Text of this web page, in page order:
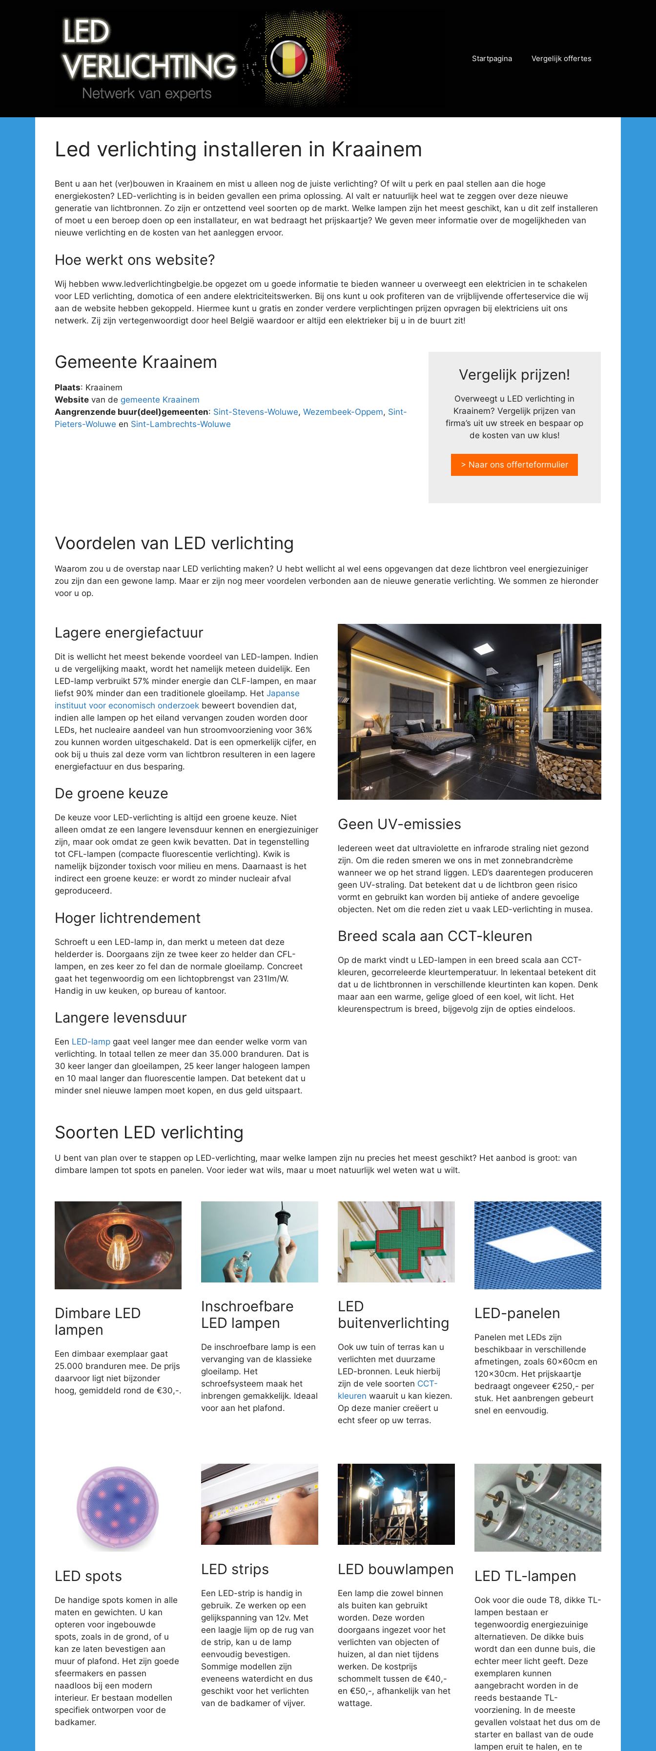
Startpagina Vergelijk offertes
Led verlichting installeren in Kraainem
Bent u aan het (ver)bouwen in Kraainem en mist u alleen nog de juiste verlichting? Of wilt u perk en paal stellen aan die hoge
energiekosten? LED-verlichting is in beiden gevallen een prima oplossing. Al valt er natuurlijk heel wat te zeggen over deze nieuwe
generatie van lichtbronnen. Zo zijn er ontzettend veel soorten op de markt. Welke lampen zijn het meest geschikt, kan u dit zelf installeren
of moet u een beroep doen op een installateur, en wat bedraagt het prijskaartje? We geven meer informatie over de mogelijkheden van
nieuwe verlichting en de kosten van het aanleggen ervoor.
Hoe werkt ons website?
Wij hebben www.ledverlichtingbelgie.be opgezet om u goede informatie te bieden wanneer u overweegt een elektricien in te schakelen
voor LED verlichting, domotica of een andere elektriciteitswerken. Bij ons kunt u ook profiteren van de vrijblijvende offerteservice die wij
aan de website hebben gekoppeld. Hiermee kunt u gratis en zonder verdere verplichtingen prijzen opvragen bij elektriciens uit ons
netwerk. Zij zijn vertegenwoordigt door heel België waardoor er altijd een elektrieker bij u in de buurt zit!
Gemeente Kraainem
Plaats: Kraainem
Website van de gemeente Kraainem
Aangrenzende buur(deel)gemeenten: Sint-Stevens-Woluwe, Wezembeek-Oppem, Sint-
Pieters-Woluwe en Sint-Lambrechts-Woluwe
Vergelijk prijzen!
Overweegt u LED verlichting in
Kraainem? Vergelijk prijzen van
firma’s uit uw streek en bespaar op
de kosten van uw klus!
> Naar ons offerteformulier
Voordelen van LED verlichting
Waarom zou u de overstap naar LED verlichting maken? U hebt wellicht al wel eens opgevangen dat deze lichtbron veel energiezuiniger
zou zijn dan een gewone lamp. Maar er zijn nog meer voordelen verbonden aan de nieuwe generatie verlichting. We sommen ze hieronder
voor u op.
Lagere energiefactuur
Dit is wellicht het meest bekende voordeel van LED-lampen. Indien
u de vergelijking maakt, wordt het namelijk meteen duidelijk. Een
LED-lamp verbruikt 57% minder energie dan CLF-lampen, en maar
liefst 90% minder dan een traditionele gloeilamp. Het Japanse
instituut voor economisch onderzoek beweert bovendien dat,
indien alle lampen op het eiland vervangen zouden worden door
LEDs, het nucleaire aandeel van hun stroomvoorziening voor 36%
zou kunnen worden uitgeschakeld. Dat is een opmerkelijk cijfer, en
ook bij u thuis zal deze vorm van lichtbron resulteren in een lagere
energiefactuur en dus besparing.
De groene keuze
De keuze voor LED-verlichting is altijd een groene keuze. Niet
alleen omdat ze een langere levensduur kennen en energiezuiniger
zijn, maar ook omdat ze geen kwik bevatten. Dat in tegenstelling
tot CFL-lampen (compacte fluorescentie verlichting). Kwik is
namelijk bijzonder toxisch voor milieu en mens. Daarnaast is het
indirect een groene keuze: er wordt zo minder nucleair afval
geproduceerd.
Hoger lichtrendement
Schroeft u een LED-lamp in, dan merkt u meteen dat deze
helderder is. Doorgaans zijn ze twee keer zo helder dan CFL-
lampen, en zes keer zo fel dan de normale gloeilamp. Concreet
gaat het tegenwoordig om een lichtopbrengst van 231lm/W.
Handig in uw keuken, op bureau of kantoor.
Langere levensduur
Een LED-lamp gaat veel langer mee dan eender welke vorm van
verlichting. In totaal tellen ze meer dan 35.000 branduren. Dat is
30 keer langer dan gloeilampen, 25 keer langer halogeen lampen
en 10 maal langer dan fluorescentie lampen. Dat betekent dat u
minder snel nieuwe lampen moet kopen, en dus geld uitspaart.
Geen UV-emissies
Iedereen weet dat ultraviolette en infrarode straling niet gezond
zijn. Om die reden smeren we ons in met zonnebrandcrème
wanneer we op het strand liggen. LED’s daarentegen produceren
geen UV-straling. Dat betekent dat u de lichtbron geen risico
vormt en gebruikt kan worden bij antieke of andere gevoelige
objecten. Net om die reden ziet u vaak LED-verlichting in musea.
Breed scala aan CCT-kleuren
Op de markt vindt u LED-lampen in een breed scala aan CCT-
kleuren, gecorreleerde kleurtemperatuur. In lekentaal betekent dit
dat u de lichtbronnen in verschillende kleurtinten kan kopen. Denk
maar aan een warme, gelige gloed of een koel, wit licht. Het
kleurenspectrum is breed, bijgevolg zijn de opties eindeloos.
Soorten LED verlichting
U bent van plan over te stappen op LED-verlichting, maar welke lampen zijn nu precies het meest geschikt? Het aanbod is groot: van
dimbare lampen tot spots en panelen. Voor ieder wat wils, maar u moet natuurlijk wel weten wat u wilt.
Dimbare LED
lampen
Een dimbaar exemplaar gaat
25.000 branduren mee. De prijs
daarvoor ligt niet bijzonder
hoog, gemiddeld rond de €30,-.
Inschroefbare
LED lampen
De inschroefbare lamp is een
vervanging van de klassieke
gloeilamp. Het
schroefsysteem maak het
inbrengen gemakkelijk. Ideaal
voor aan het plafond.
LED
buitenverlichting
Ook uw tuin of terras kan u
verlichten met duurzame
LED-bronnen. Leuk hierbij
zijn de vele soorten CCT-
kleuren waaruit u kan kiezen.
Op deze manier creëert u
echt sfeer op uw terras.
LED-panelen
Panelen met LEDs zijn
beschikbaar in verschillende
afmetingen, zoals 60x60cm en
120x30cm. Het prijskaartje
bedraagt ongeveer €250,- per
stuk. Het aanbrengen gebeurt
snel en eenvoudig.
LED spots
De handige spots komen in alle
maten en gewichten. U kan
opteren voor ingebouwde
spots, zoals in de grond, of u
kan ze laten bevestigen aan
muur of plafond. Het zijn goede
sfeermakers en passen
naadloos bij een modern
interieur. Er bestaan modellen
specifiek ontworpen voor de
badkamer.
LED strips
Een LED-strip is handig in
gebruik. Ze werken op een
gelijkspanning van 12v. Met
een laagje lijm op de rug van
de strip, kan u de lamp
eenvoudig bevestigen.
Sommige modellen zijn
eveneens waterdicht en dus
geschikt voor het verlichten
van de badkamer of vijver.
LED bouwlampen
Een lamp die zowel binnen
als buiten kan gebruikt
worden. Deze worden
doorgaans ingezet voor het
verlichten van objecten of
huizen, al dan niet tijdens
werken. De kostprijs
schommelt tussen de €40,-
en €50,-, afhankelijk van het
wattage.
LED TL-lampen
Ook voor die oude T8, dikke TL-
lampen bestaan er
tegenwoordig energiezuinige
alternatieven. De dikke buis
wordt dan een dunne buis, die
echter meer licht geeft. Deze
exemplaren kunnen
aangebracht worden in de
reeds bestaande TL-
voorziening. In de meeste
gevallen volstaat het dus om de
starter en ballast van de oude
lampen eruit te halen, en te